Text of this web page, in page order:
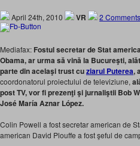
April 24th, 2010 VR 2
Mediafax: Fostul secretar de Stat
Obama, ar urma să vină la Bucureşti,
parte din acelaşi trust cuziarul Puterea,
coordonatorul proiectului de televiziune,
post TV, vor fi prezenţi şi jurnaliştii Bob
José María Aznar López.
Colin Powell a fost secretar american de
american David Plouffe a fost şeful de